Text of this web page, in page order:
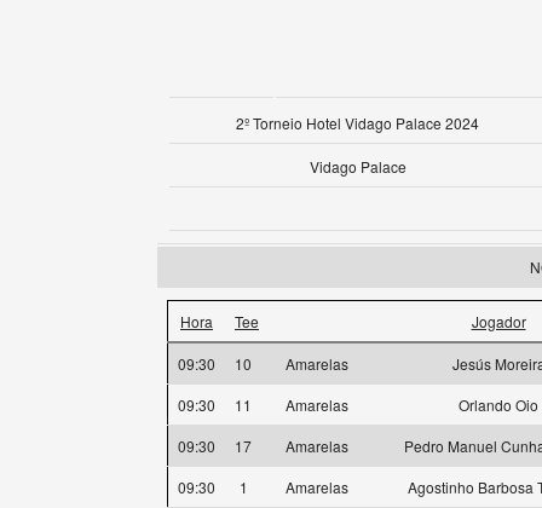
2º Torneio Hotel Vidago Palace 2024
Vidago Palace
Hora Tee Jogador
09:30 10 Amarelas
Jesús
09:30
11 Amarelas
Orlando Oio
09:30
17 Amarelas
Pedro Manuel
09:30
1 Amarelas
Agostinho Barbosa